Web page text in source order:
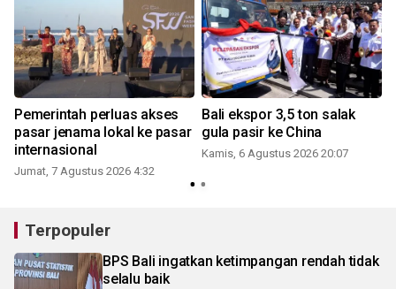
Pemerintah perluas akses
pasar jenama lokal ke pasar
internasional
Jumat, 7 Agustus 2026 4:32
Bali ekspor 3,5 ton salak
gula pasir ke China
Kamis, 6 Agustus 2026 20:07
Terpopuler
BPS Bali ingatkan ketimpangan rendah tidak
selalu baik